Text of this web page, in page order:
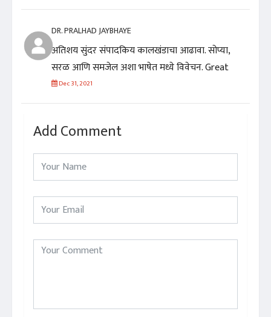
DR. PRALHAD JAYBHAYE
अतिशय सुंदर संपादकिय कालखंडाचा आढावा. सोप्या,
सरळ आणि समजेल अशा भाषेत मध्ये विवेचन. Great
Dec 31, 2021
Add Comment